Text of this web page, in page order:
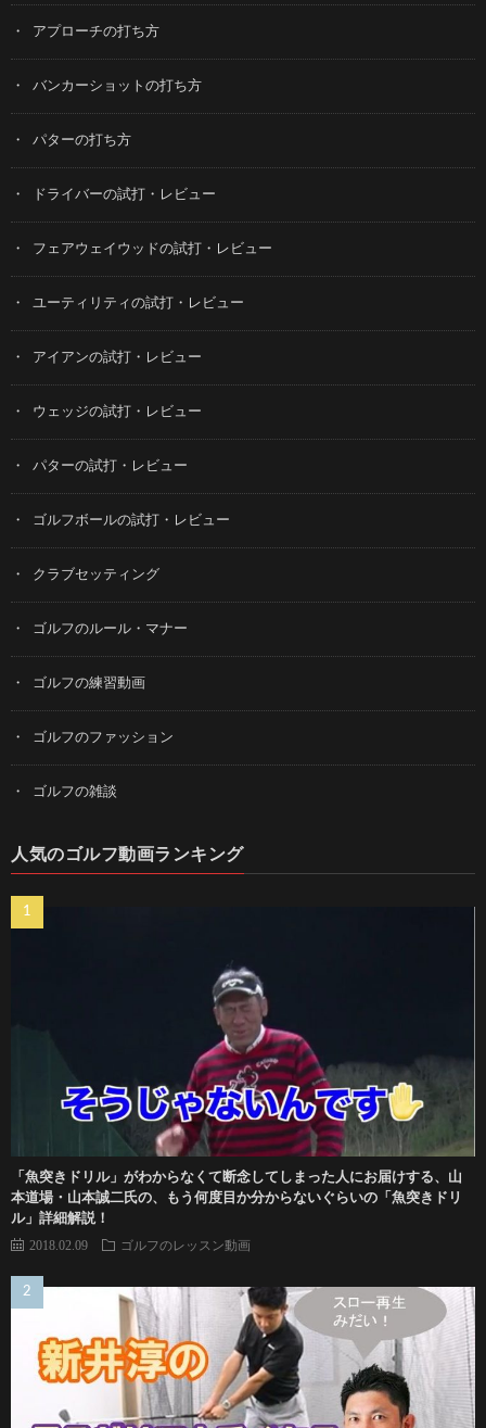
アプローチの打ち方
バンカーショットの打ち方
パターの打ち方
ドライバーの試打・レビュー
フェアウェイウッドの試打・レビュー
ユーティリティの試打・レビュー
アイアンの試打・レビュー
ウェッジの試打・レビュー
パターの試打・レビュー
ゴルフボールの試打・レビュー
クラブセッティング
ゴルフのルール・マナー
ゴルフの練習動画
ゴルフのファッション
ゴルフの雑談
人気のゴルフ動画ランキング
「魚突きドリル」がわからなくて断念してしまった人にお届けする、山
本道場・山本誠二氏の、もう何度目か分からないぐらいの「魚突きドリ
ル」詳細解説！
2018.02.09 ゴルフのレッスン動画